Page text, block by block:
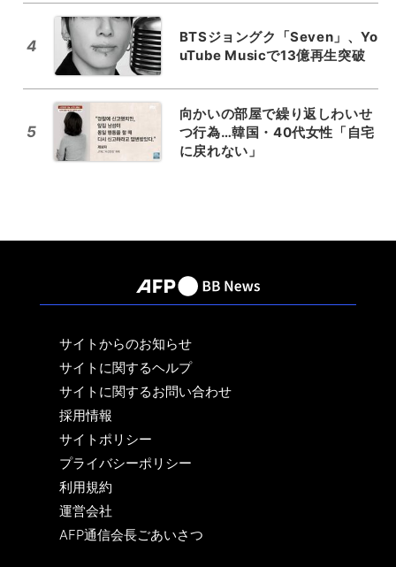
4
BTSジョングク「Seven」、Yo
uTube Musicで13億再生突破
5
向かいの部屋で繰り返しわいせ
つ行為…韓国・40代女性「自宅
に戻れない」
サイトからのお知らせ
サイトに関するヘルプ
サイトに関するお問い合わせ
採用情報
サイトポリシー
プライバシーポリシー
利用規約
運営会社
AFP通信会長ごあいさつ